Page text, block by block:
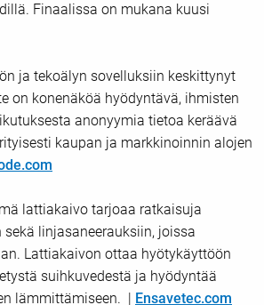
Finaalissa on mukana kuusi
ja tekoälyn sovelluksiin keskittynyt
on konenäköä hyödyntävä, ihmisten
anonyymia tietoa keräävä
kaupan ja markkinoinnin alojen
lattiakaivo tarjoaa ratkaisuja
linjasaneerauksiin, joissa
Lattiakaivon ottaa hyötykäyttöön
suihkuvedestä ja hyödyntää
lämmittämiseen. | Ensavetec.com